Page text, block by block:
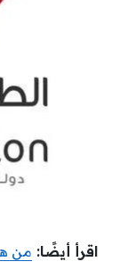
اقرأ أيضًا: من